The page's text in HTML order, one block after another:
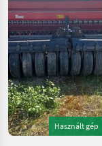
Használt gép